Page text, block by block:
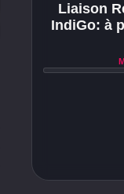
Liaison
IndiGo: à